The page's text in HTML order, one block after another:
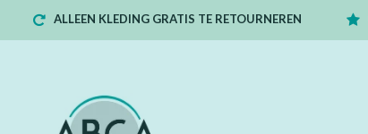
ALLEEN KLEDING GRATIS TE RETOURNEREN